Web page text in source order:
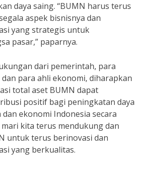
daya saing. “BUMN harus terus
aspek bisnisnya dan
yang strategis untuk
pasar,” paparnya.
dari pemerintah, para
para ahli ekonomi, diharapkan
total aset BUMN dapat
positif bagi peningkatan daya
ekonomi Indonesia secara
mari kita terus mendukung dan
untuk terus berinovasi dan
yang berkualitas.